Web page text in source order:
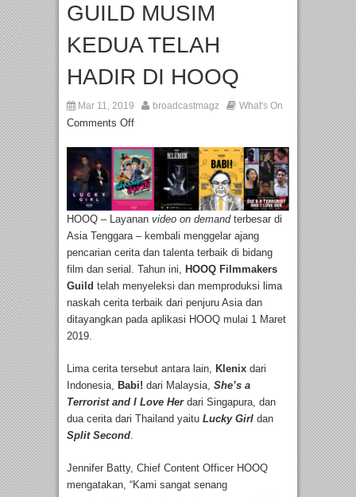
GUILD MUSIM
KEDUA TELAH
HADIR DI HOOQ
Mar 11, 2019 broadcastmagz What's On
Comments Off
HOOQ – Layanan video on demandterbesar di
Asia Tenggara – kembali menggelar ajang
pencarian cerita dan talenta terbaik di bidang
film dan serial. Tahun ini, HOOQ Filmmakers
Guild telah menyeleksi dan memproduksi lima
naskah cerita terbaik dari penjuru Asia dan
ditayangkan pada aplikasi HOOQ mulai 1 Maret
2019.
Lima cerita tersebut antara lain, Klenix dari
Indonesia, Babi! dari Malaysia, She’s a
Terrorist and I Love Herdari Singapura, dan
dua cerita dari Thailand yaitu Lucky Girl dan
Split Second.
Jennifer Batty, Chief Content Officer HOOQ
mengatakan, “Kami sangat senang